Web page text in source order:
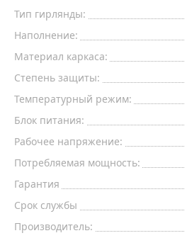
Тип гирлянды:
Наполнение:
Материал каркаса:
Степень защиты:
Температурный режим:
Блок питания:
Рабочее напряжение:
Потребляемая мощность:
Гарантия
Срок службы
Производитель: